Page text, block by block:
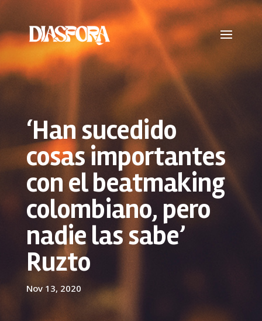
‘Han sucedido
cosas importantes
con el beatmaking
colombiano, pero
nadie las sabe’
Ruzto
Nov 13, 2020